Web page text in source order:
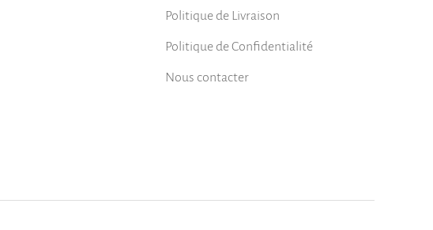
Politique de Livraison
Politique de Confidentialité
Nous contacter